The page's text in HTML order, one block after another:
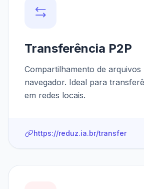
Transferência P2P
Compartilhamento de arquivos
navegador. Ideal para
em redes locais.
https://reduz.ia.br/transfer